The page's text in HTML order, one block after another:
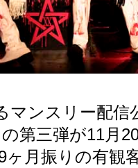
マンスリー配信
第三弾が11月
ヶ月振りの有観